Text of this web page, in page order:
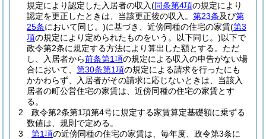
規定により認定した入居者の収入(同条第4項の規定により
認定を更正したときは、当該更正後の収入。 第23条及び第
25条において同じ。)に基づき、近傍同種の住宅の家賃(第3
項の規定により定められたものをいう。以下同じ。)以下で
政令第2条に規定する方法により算出した額とする。 ただ
し、入居者から前条第1項の規定による収入の申告がない場
合において、 第30条第1項の規定による請求を行ったにも
かかわらず、入居者がその請求に応じないときは、当該入
居者の町公営住宅の家賃は、近傍同種の住宅の家賃とす
る。
2
政令第2条第1項第4号に規定する家賃算定基礎額に乗ずる
数値は、規則で定める。
3
第1項の近傍同種の住宅の家賃は、毎年度、政令第3条に